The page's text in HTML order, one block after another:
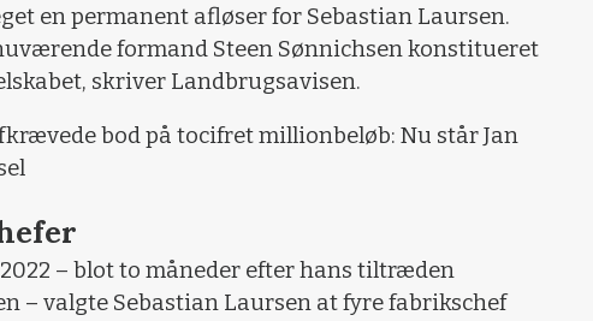
en permanent afløser for Sebastian Laursen.
formand Steen Sønnichsen konstitueret
skriver Landbrugsavisen.
bod på tocifret millionbeløb: Nu står Jan
– blot to måneder efter hans tiltræden
– valgte Sebastian Laursen at fyre fabrikschef